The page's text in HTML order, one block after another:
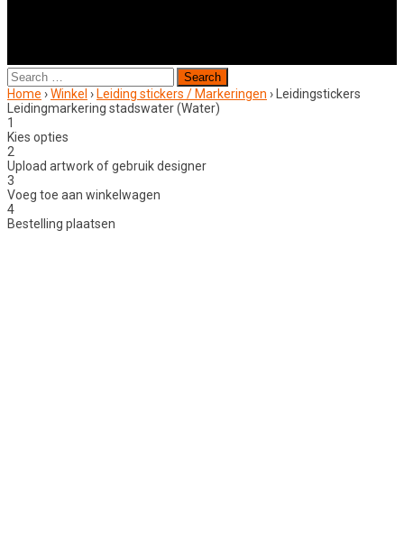
Search
for:
Home ›Winkel › Leiding stickers / Markeringen › Leidingstickers
Leidingmarkering stadswater (Water)
1
Kies opties
2
Upload artwork of gebruik designer
3
Voeg toe aan winkelwagen
4
Bestelling plaatsen